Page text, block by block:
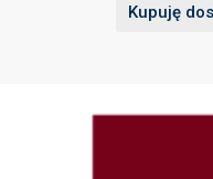
Kupuję